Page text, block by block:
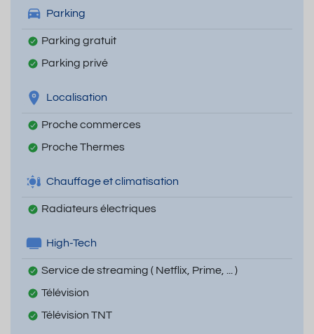
Parking
Parking gratuit
Parking privé
Localisation
Proche commerces
Proche Thermes
Chauffage et climatisation
Radiateurs électriques
High-Tech
Service de streaming ( Netflix, Prime, ... )
Télévision
Télévision TNT